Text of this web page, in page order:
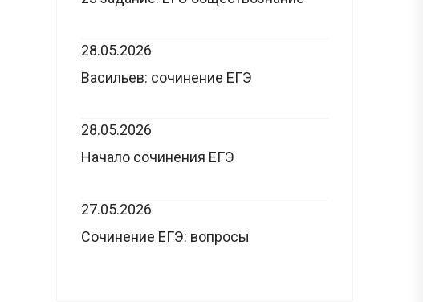
28.05.2026
Васильев: сочинение ЕГЭ
28.05.2026
Начало сочинения ЕГЭ
27.05.2026
Сочинение ЕГЭ: вопросы